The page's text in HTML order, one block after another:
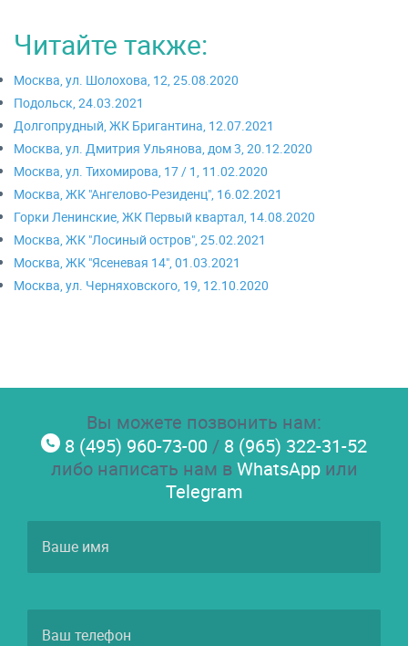
Читайте также:
Москва, ул. Шолохова, 12, 25.08.2020
Подольск, 24.03.2021
Долгопрудный, ЖК Бригантина, 12.07.2021
Москва, ул. Дмитрия Ульянова, дом 3, 20.12.2020
Москва, ул. Тихомирова, 17 / 1, 11.02.2020
Москва, ЖК "Ангелово-Резиденц", 16.02.2021
Горки Ленинские, ЖК Первый квартал, 14.08.2020
Москва, ЖК "Лосиный остров", 25.02.2021
Москва, ЖК "Ясеневая 14", 01.03.2021
Москва, ул. Черняховского, 19, 12.10.2020
Вы можете позвонить нам:
8 (495) 960-73-00 / 8 (965) 322-31-52
либо написать нам вWhatsAppили
Telegram